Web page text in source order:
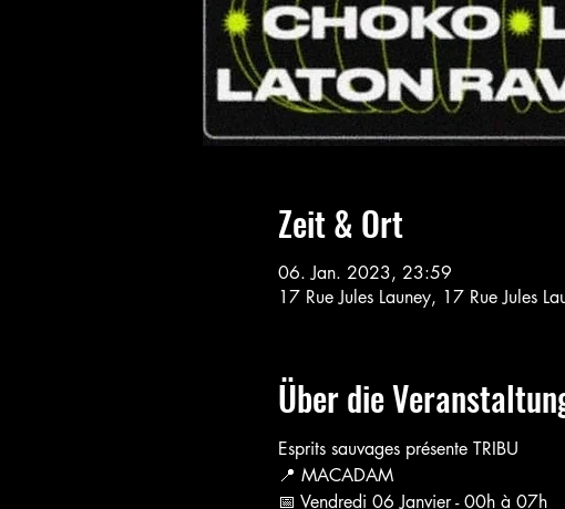
Zeit & Ort
06. Jan. 2023, 23:59
17 Rue Jules Launey, 17 Rue Jules
Über die
Esprits sauvages présente TRIBU
📍 MACADAM
📅 Vendredi 06 Janvier - 00h à 07h